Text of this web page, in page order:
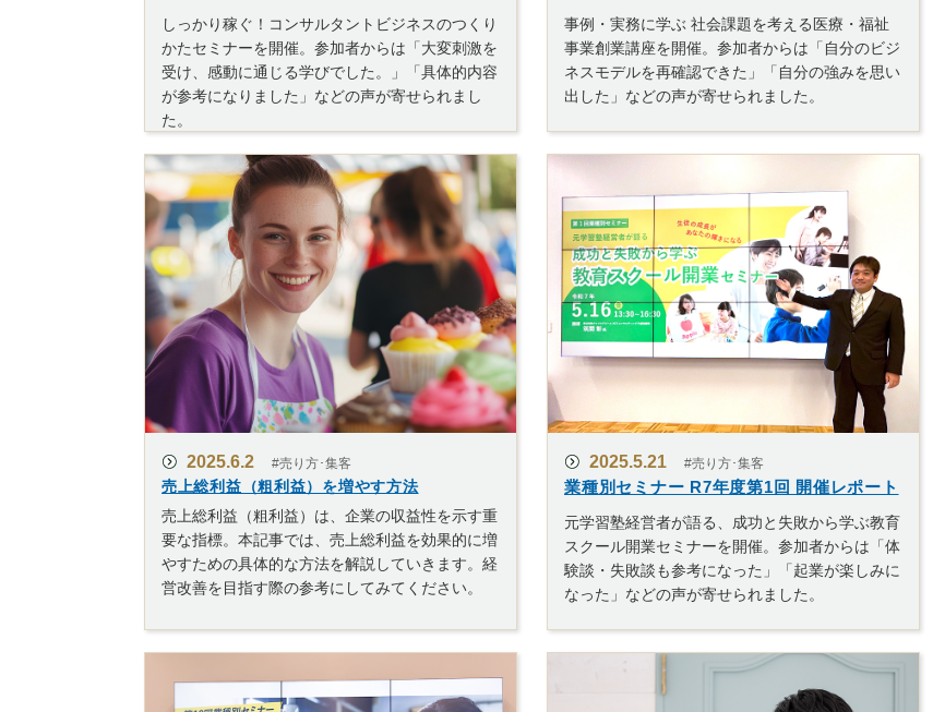
しっかり稼ぐ！コンサルタントビジネスのつくり
かたセミナーを開催。参加者からは「大変刺激を
受け、感動に通じる学びでした。」「具体的内容
が参考になりました」などの声が寄せられまし
た。
事例・実務に学ぶ 社会課題を考える医療・福祉
事業創業講座を開催。参加者からは「自分のビジ
ネスモデルを再確認できた」「自分の強みを思い
出した」などの声が寄せられました。
2025.6.2 #売り方･集客
売上総利益（粗利益）を増やす方法
売上総利益（粗利益）は、企業の収益性を示す重
要な指標。本記事では、売上総利益を効果的に増
やすための具体的な方法を解説していきます。経
営改善を目指す際の参考にしてみてください。
2025.5.21 #売り方･集客
業種別セミナー R7年度第1回 開催レポート
元学習塾経営者が語る、成功と失敗から学ぶ教育
スクール開業セミナーを開催。参加者からは「体
験談・失敗談も参考になった」「起業が楽しみに
なった」などの声が寄せられました。